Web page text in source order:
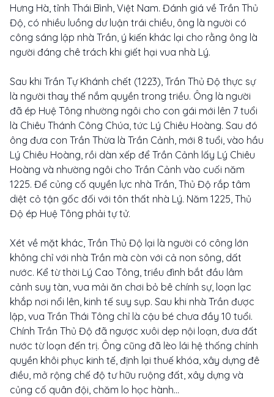
Hưng Hà, tỉnh Thái Bình, Việt Nam. Đánh giá về Trần Thủ
Độ, có nhiều luồng dư luận trái chiều, ông là người có
công sáng lập nhà Trần, ý kiến khác lại cho rằng ông là
người đáng chê trách khi giết hại vua nhà Lý.
Sau khi Trần Tự Khánh chết (1223), Trần Thủ Độ thực sự
là người thay thế nắm quyền trong triều. Ông là người
đã ép Huệ Tông nhường ngôi cho con gái mới lên 7 tuổi
là Chiêu Thánh Công Chúa, tức Lý Chiêu Hoàng. Sau đó
ông đưa con Trần Thừa là Trần Cảnh, mới 8 tuổi, vào hầu
Lý Chiêu Hoàng, rồi dàn xếp để Trần Cảnh lấy Lý Chiêu
Hoàng và nhường ngôi cho Trần Cảnh vào cuối năm
1225. Để củng cố quyền lực nhà Trần, Thủ Độ rắp tâm
diệt cỏ tận gốc đối với tôn thất nhà Lý. Năm 1225, Thủ
Độ ép Huệ Tông phải tự tử.
Xét về mặt khác, Trần Thủ Độ lại là người có công lớn
không chỉ với nhà Trần mà còn với cả non sông, dất
nước. Kể từ thời Lý Cao Tông, triều đình bắt đầu lâm
cảnh suy tàn, vua mải ăn chơi bỏ bê chính sự, loạn lạc
khắp nơi nổi lên, kinh tế suy sụp. Sau khi nhà Trần được
lập, vua Trần Thái Tông chỉ là cậu bé chưa đầy 10 tuổi.
Chính Trần Thủ Độ đã ngược xuôi dẹp nội loạn, đưa đất
nước từ loạn đến trị. Ông cũng đã lèo lái hệ thống chính
quyền khôi phục kinh tế, định lại thuế khóa, xây dựng đê
điều, mở rộng chế độ tư hữu ruộng đất, xây dựng và
củng cố quân đội, chăm lo học hành…